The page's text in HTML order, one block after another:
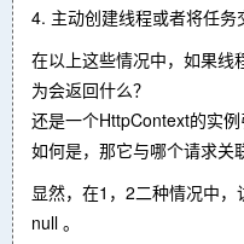
4. 主动创建线程或者将任务
在以上这些情况中，如果线
为会返回什么？
还是一个HttpContext的实例
如何是，那它与哪个请求关
显然，在1，2二种情况中
null 。